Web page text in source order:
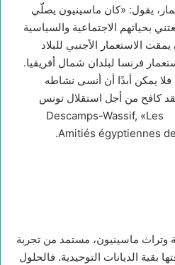
يقول: «كان ماسينيون يصلّي
بحياتهم الاجتماعية والسياسية
الاستعمار الأجنبي للبلاد
فرنسا لبلدان شمال أفريقيا.
يمكن أبدًا أن أنسى نشاطه
كافح من أجل استقلال تونس
والمغرب والجــزائر»، انظر: Descamps-Wassif, «Les
Amitiés égyptiennes
وتراث ماسينيون، مستمد من تجربة
بقية الديانات التوحيدية. فالحلول